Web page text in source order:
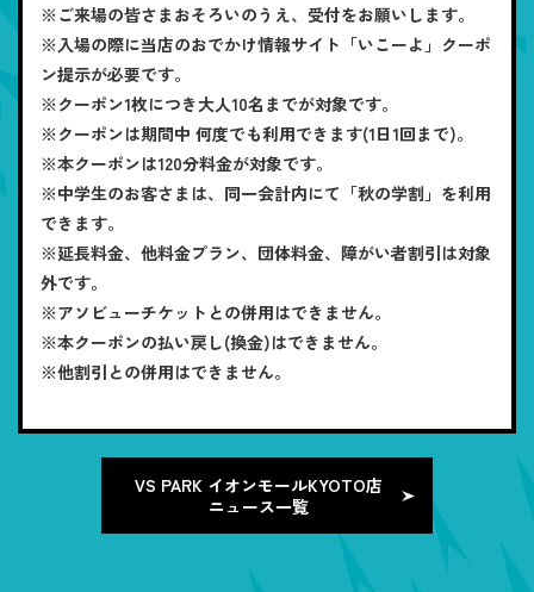
※ご来場の皆さまおそろいのうえ、受付をお願いします。
※入場の際に当店のおでかけ情報サイト「いこーよ」クーポ
ン提示が必要です。
※クーポン1枚につき大人10名までが対象です。
※クーポンは期間中 何度でも利用できます(1日1回まで)。
※本クーポンは120分料金が対象です。
※中学生のお客さまは、同一会計内にて「秋の学割」を利用
できます。
※延長料金、他料金プラン、団体料金、障がい者割引は対象
外です。
※アソビューチケットとの併用はできません。
※本クーポンの払い戻し(換金)はできません。
※他割引との併用はできません。
VS PARK イオンモールKYOTO店
ニュース一覧